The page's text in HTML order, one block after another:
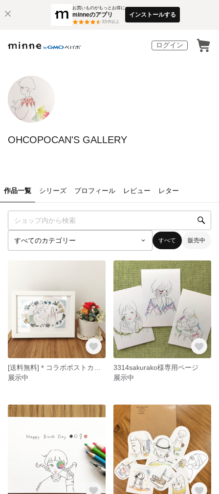
お買いものがもっとお得に
minneのアプリ
3万件以上
インストールする
ログイン
OHCOPOCAN'S GALLERY
作品一覧 シリーズ プロフィール レビュー レター
すべて 販売中
展示中
3314sakurako様専用ページ
展示中